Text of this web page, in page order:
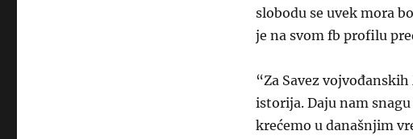
slobodu se uvek mora
je na svom fb profilu
“Za Savez
istorija. Daju nam
krećemo u današnjim